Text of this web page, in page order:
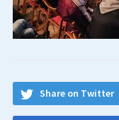
Share on Twitter